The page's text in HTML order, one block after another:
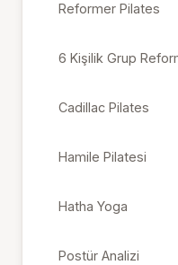
Reformer Pilates
6 Kişilik Grup
Cadillac Pilates
Hamile Pilatesi
Hatha Yoga
Postür Analizi